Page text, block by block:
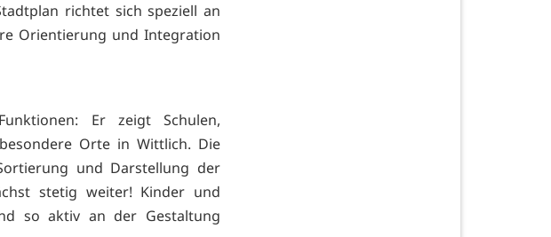
richtet sich speziell an
Orientierung und Integration
Er zeigt Schulen,
Orte in Wittlich. Die
und Darstellung der
stetig weiter! Kinder und
so aktiv an der Gestaltung